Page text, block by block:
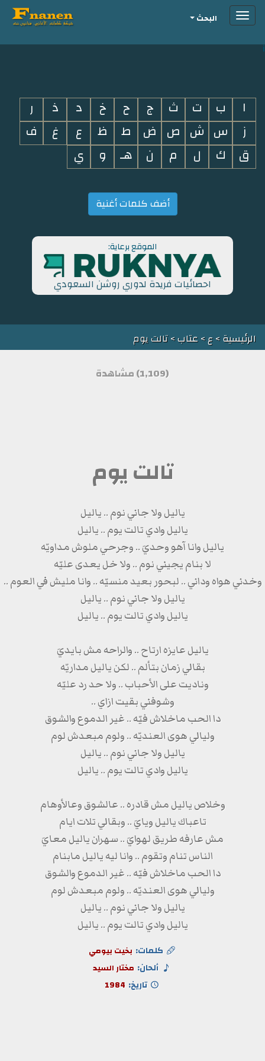
i
Toggleالبحث
ا ب ت ث ج ح خ د ذ
ر
ز
س ش ص ض ط ظ ع غ
ف
ق
ك ل م ن هـ و ي
أضف كلمات أغنية
الموقع برعاية:
احصائيات فريدة لدوري روشن السعودي
الرئيسية>ع>عتاب> تالت يوم
(1,109) مشاهدة
تالت يوم
ياليل ولا جاني نوم .. ياليل
ياليل وادي تالت يوم .. ياليل
ياليل وانا آهو وحديَ .. وجرحي ملوش مداويّه
لا بنام يجيني نوم .. ولا خل يعدى عليّه
وخدني هواه وداني .. لبحور بعيد منسيّه .. وانا مليش في العوم ..
ياليل ولا جاني نوم .. ياليل
ياليل وادي تالت يوم .. ياليل
ياليل عايزه ارتاح .. والراحه مش بايديَ
بقالي زمان بتألم .. لكن ياليل مداريّه
وناديت على الأحباب .. ولا حد رد عليّه
وشوفني بقيت ازاي ..
دا الحب ماخلاش فيّه .. غير الدموع والشوق
وليالي هوى العنديّه .. ولوم مبعدش لوم
ياليل ولا جاني نوم .. ياليل
ياليل وادي تالت يوم .. ياليل
وخلاص ياليل مش قادره .. عالشوق وعالأوهام
تاعباك ياليل ويايَ .. وبقالي تلات ايام
مش عارفه طريق لهوايَ .. سهران ياليل معايَ
الناس تنام وتقوم .. وانا ليه ياليل مابنام
دا الحب ماخلاش فيّه .. غير الدموع والشوق
وليالي هوى العنديّه .. ولوم مبعدش لوم
ياليل ولا جاني نوم .. ياليل
ياليل وادي تالت يوم .. ياليل
كلمات: بخيت بيومي
ألحان: مختار السيد
تاريخ: 1984